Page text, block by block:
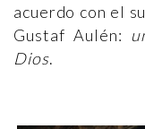
acuerdo con el
Gustaf Aulén:
Dios.